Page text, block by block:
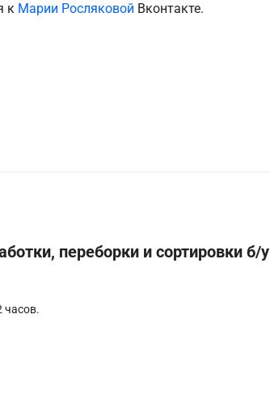
к Марии Росляковой Вконтакте.
переборки и сортировки б/у
часов.